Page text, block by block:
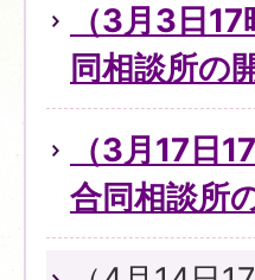
（3月3日
同相談所の
（3月17日
合同相談所